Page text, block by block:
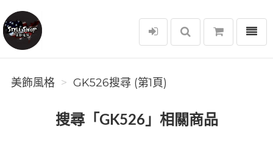
美飾風格
選單
美飾風格 GK526搜尋 (第1頁)
搜尋「GK526」相關商品